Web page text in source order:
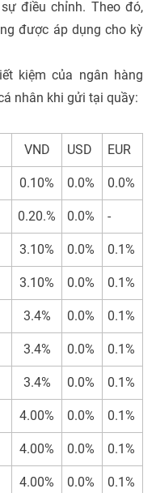
điều chỉnh. Theo đó,
được áp dụng cho kỳ
kiệm của ngân hàng
nhân khi gửi tại quầy:
VND USD EUR
0.10% 0.0% 0.0%
0.20.% 0.0% -
3.10% 0.0% 0.1%
3.10% 0.0% 0.1%
3.4% 0.0% 0.1%
3.4% 0.0% 0.1%
3.4% 0.0% 0.1%
4.00% 0.0% 0.1%
4.00% 0.0% 0.1%
4.00% 0.0% 0.1%